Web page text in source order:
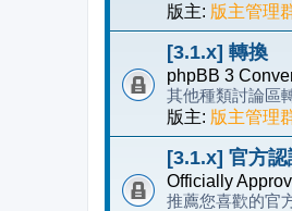
版主: 版主管理
[3.1.x] 轉換
phpBB 3
其他種類討論區
版主: 版主管理
[3.1.x] 官方認
Officially
推薦您喜歡的官